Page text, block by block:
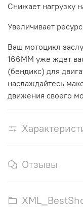
Снижает нагрузку
Увеличивает
Ваш мотоцикл
166ММ уже ждет
(бендикс) для
наслаждайтесь
движения своего
Отзывы